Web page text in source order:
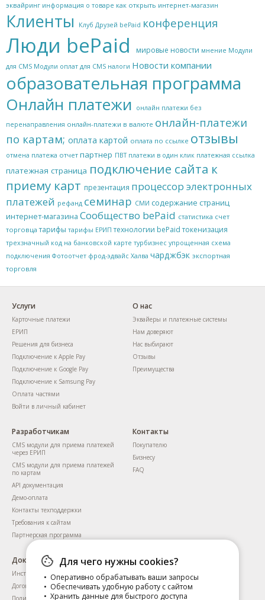
эквайринг информация о товаре как открыть интернет-магазин
Клиенты Клуб Друзей bePaid конференция
Люди bePaid мировые новости мнение Модули
для CMS Модули оплат для CMS налоги Новости компании
образовательная программа
Онлайн платежи
онлайн платежи без
перенаправления онлайн-платежи в валюте онлайн-платежи
по картам; оплата картой оплата по ссылке отзывы
отмена платежа отчет партнер ПВТ платежи в один клик платежная ссылка
платежная страница подключение сайта к
приему карт презентация процессор электронных
платежей рефанд семинар СМИ содержание страниц
интернет-магазина Сообщество bePaid статистика счет
торговца тарифы тарифы ЕРИП технологии bePaid токенизация
трехзначный код на банковской карте турбизнес упрощенная схема
подключения Фотоотчет фрод-эдвайс Халва чарджбэк экспортная
торговля
Услуги
Карточные платежи
ЕРИП
Решения для бизнеса
Подключение к Apple Pay
Подключение к Google Pay
Подключение к Samsung Pay
Оплата частями
Войти в личный кабинет
О нас
Эквайеры и платежные системы
Нам доверяют
Нас выбирают
Отзывы
Преимущества
Разработчикам
CMS модули для приема платежей
через ЕРИП
CMS модули для приема платежей
по картам
API документация
Демо-оплата
Контакты техподдержки
Требования к сайтам
Партнерская программа
Контакты
Покупателю
Бизнесу
FAQ
Документы
Инструкция для пользователей
Договоры
Политика приватности
Для чего нужны cookies?
Оперативно обрабатывать ваши запросы
Обеспечивать удобную работу с сайтом
Хранить данные для быстрого доступа